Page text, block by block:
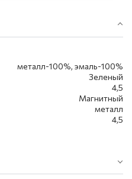
металл-100%, эмаль-100%
Зеленый
4,5
Магнитный
металл
4,5